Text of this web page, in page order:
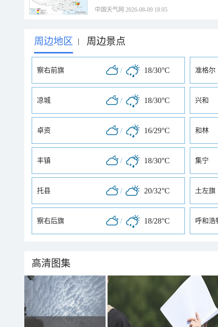
中国天气网 2026-08-09 18:05
周边地区 | 周边景点
察右前旗 / 18/30°C 准格尔
凉城 / 18/30°C 兴和
卓资 / 16/29°C 和林
丰镇 / 18/30°C 集宁
托县 / 20/32°C 土左旗
察右后旗 / 18/28°C 呼和浩
高清图集